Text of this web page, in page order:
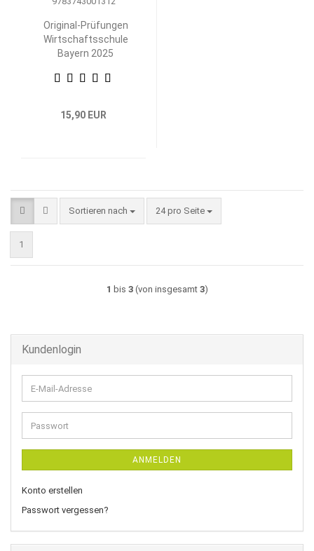
Original-Prüfungen
Wirtschaftsschule
Bayern 2025
Steuerung und
15,90 EUR
Sortieren nach
Sortieren nach 24 pro Seite
pro Seite
1
1 bis 3(von insgesamt 3)
Kundenlogin
E-
Mail-
Adresse
Passwort
ANMELDEN
Konto erstellen
Passwort vergessen?